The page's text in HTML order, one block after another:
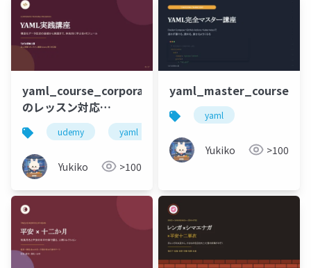
yaml_course_corporate_training（Udemy
のレッスン対応
編）.pptx
udemy yaml
Yukiko >100
yaml
Yukiko >100